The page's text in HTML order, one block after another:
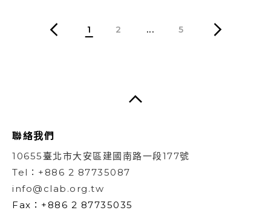
1 2 ... 5
聯絡我們
10655臺北市大安區建國南路一段177號
Tel：+886 2 87735087
info@clab.org.tw
Fax：+886 2 87735035